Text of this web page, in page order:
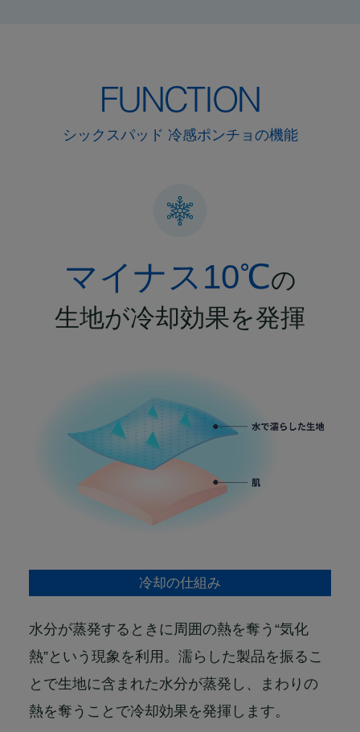
FUNCTION
シックスパッド 冷感ポンチョの機能
マイナス10℃の
生地が冷却効果を発揮
冷却の仕組み
水分が蒸発するときに周囲の熱を奪う“気化
熱”という現象を利用。濡らした製品を振るこ
とで生地に含まれた水分が蒸発し、まわりの
熱を奪うことで冷却効果を発揮します。